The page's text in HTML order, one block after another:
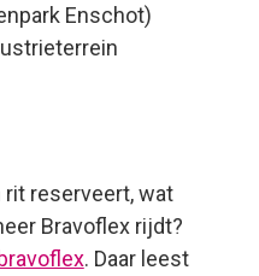
Enschot)
reserveert, wat
Bravoflex rijdt?
. Daar leest